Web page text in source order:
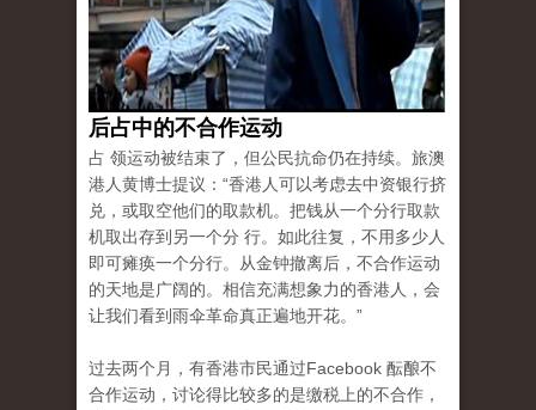
后占中的不合作运动
占 领运动被结束了，但公民抗命仍在持续。旅澳
港人黄博士提议：“香港人可以考虑去中资银行挤
兑，或取空他们的取款机。把钱从一个分行取款
机取出存到另一个分 行。如此往复，不用多少人
即可瘫痪一个分行。从金钟撤离后，不合作运动
的天地是广阔的。相信充满想象力的香港人，会
让我们看到雨伞革命真正遍地开花。”
过去两个月，有香港市民通过Facebook 酝酿不
合作运动，讨论得比较多的是缴税上的不合作 ，